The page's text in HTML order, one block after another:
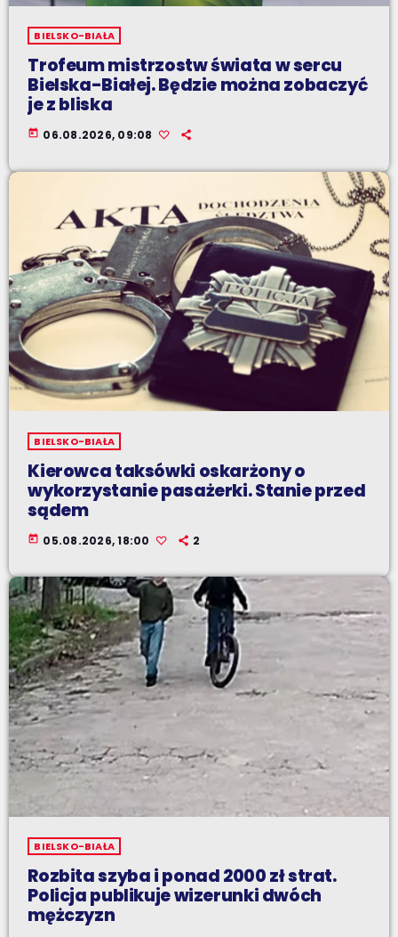
BIELSKO-BIAŁA
Trofeum mistrzostw świata w sercu
Bielska-Białej. Będzie można zobaczyć
je z bliska
today 06.08.2026, 09:08
BIELSKO-BIAŁA
Kierowca taksówki oskarżony o
wykorzystanie pasażerki. Stanie przed
sądem
today 05.08.2026, 18:00 2
BIELSKO-BIAŁA
Rozbita szyba i ponad 2000 zł strat.
Policja publikuje wizerunki dwóch
mężczyzn